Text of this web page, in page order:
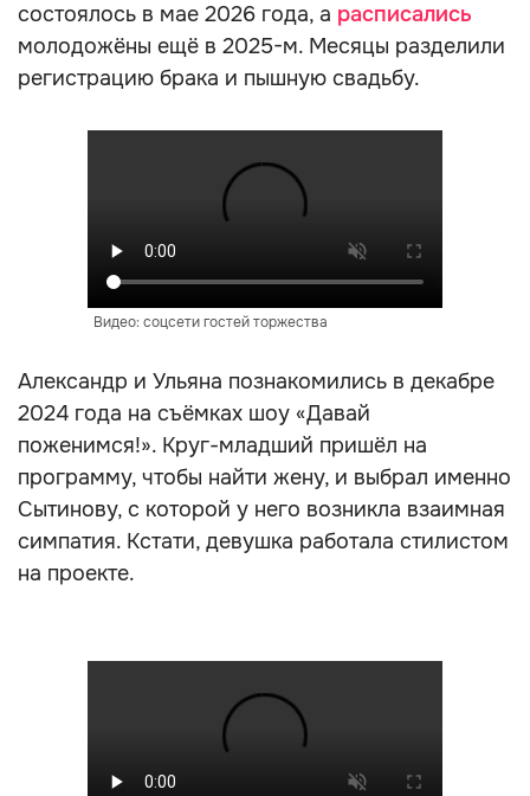
состоялось в мае 2026 года, а расписались
молодожёны ещё в 2025-м. Месяцы разделили
регистрацию брака и пышную свадьбу.
Видео: соцсети гостей торжества
Александр и Ульяна познакомились в декабре
2024 года на съёмках шоу «Давай
поженимся!». Круг-младший пришёл на
программу, чтобы найти жену, и выбрал именно
Сытинову, с которой у него возникла взаимная
симпатия. Кстати, девушка работала стилистом
на проекте.